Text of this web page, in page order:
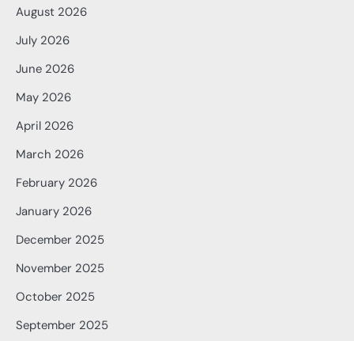
August 2026
July 2026
June 2026
May 2026
April 2026
March 2026
February 2026
January 2026
December 2025
November 2025
October 2025
September 2025